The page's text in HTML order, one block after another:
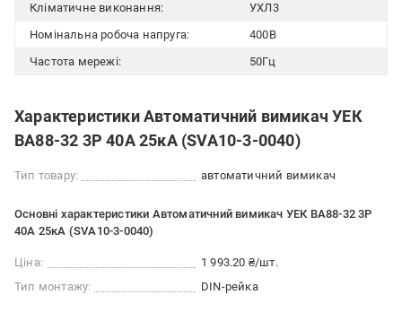
Кліматичне виконання:
УХЛ3
Номінальна робоча напруга:
400В
Частота мережі:
50Гц
Характеристики Автоматичний вимикач УЕК
ВА88-32 3Р 40А 25кА (SVA10-3-0040)
Тип товару: автоматичний вимикач
Основні характеристики Автоматичний вимикач УЕК ВА88-32 3Р
40А 25кА (SVA10-3-0040)
Ціна:
1 993.20 ₴/шт.
Тип монтажу:
DIN-рейка